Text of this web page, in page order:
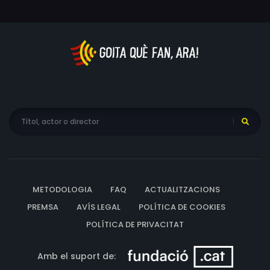
METODOLOGIA FAQ
ACTUALITZACIONS
PREMSA
AVÍS LEGAL
POLÍTICA DE COOKIES
POLÍTICA DE PRIVACITAT
Amb el suport de: